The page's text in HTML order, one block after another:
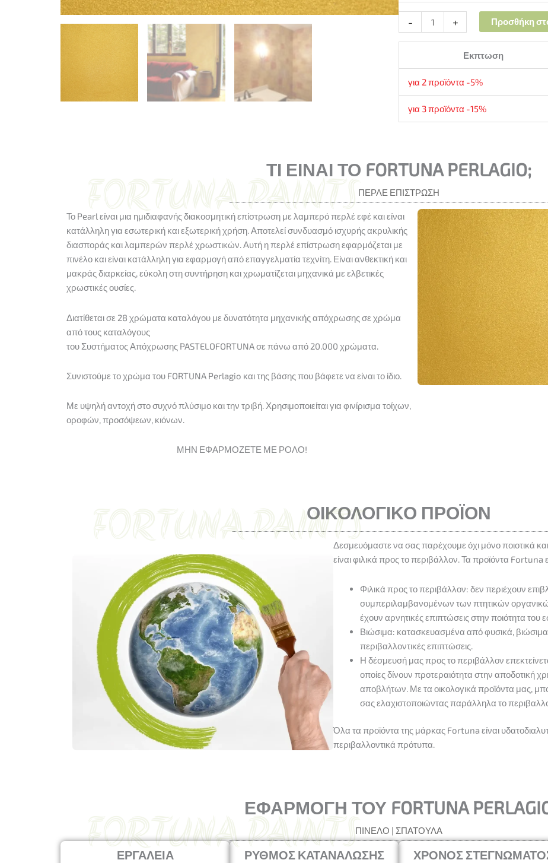
- + Προσθήκη
Εκπτωση
για 2 προϊόντα -5%
για 3 προϊόντα -15%
ΤΙ ΕΊΝΑΙ ΤΟ FORTUNA PERLAGIO;
ΠΕΡΛΈ ΕΠΊΣΤΡΩΣΗ
Το Pearl είναι μια ημιδιαφανής διακοσμητική επίστρωση με λαμπερό περλέ εφέ και είναι
κατάλληλη για εσωτερική και εξωτερική χρήση. Αποτελεί συνδυασμό ισχυρής ακρυλικής
διασποράς και λαμπερών περλέ χρωστικών. Αυτή η περλέ επίστρωση εφαρμόζεται με
πινέλο και είναι κατάλληλη για εφαρμογή από επαγγελματία τεχνίτη. Είναι ανθεκτική και
μακράς διαρκείας, εύκολη στη συντήρηση και χρωματίζεται μηχανικά με ελβετικές
χρωστικές ουσίες.
Διατίθεται σε 28 χρώματα καταλόγου με δυνατότητα μηχανικής απόχρωσης σε χρώμα
από τους καταλόγους
του Συστήματος Απόχρωσης PASTELOFORTUNA σε πάνω από 20.000 χρώματα.
Συνιστούμε το χρώμα του FORTUNA Perlagio και της βάσης που βάφετε να είναι το ίδιο.
Με υψηλή αντοχή στο συχνό πλύσιμο και την τριβή. Χρησιμοποιείται για φινίρισμα τοίχων,
οροφών, προσόψεων, κιόνων.
ΜΗΝ ΕΦΑΡΜΟΖΕΤΕ ΜΕ ΡΟΛΟ!
ΟΙΚΟΛΟΓΙΚΟ ΠΡΟΪΟΝ
Δεσμευόμαστε να σας παρέχουμε όχι μόνο ποιοτικά
είναι φιλικά προς το περιβάλλον. Τα προϊόντα Fortuna
Φιλικά προς το περιβάλλον: δεν περιέχουν
συμπεριλαμβανομένων των πτητικών
έχουν αρνητικές επιπτώσεις στην ποιότητα
Βιώσιμα: κατασκευασμένα από φυσικά, βιώσιμα
περιβαλλοντικές επιπτώσεις.
Η δέσμευσή μας προς το περιβάλλον
οποίες δίνουν προτεραιότητα στην αποδοτική
αποβλήτων. Με τα οικολογικά προϊόντα μας,
σας ελαχιστοποιώντας παράλληλα το
Όλα τα προϊόντα της μάρκας Fortuna είναι
περιβαλλοντικά πρότυπα.
ΕΦΑΡΜΟΓΉ ΤΟΥ FORTUNA
ΠΙΝΈΛΟ | ΣΠΆΤΟΥΛΑ
ΕΡΓΑΛΕΊΑ ΡΥΘΜΌΣ ΚΑΤΑΝΆΛΩΣΗΣ ΧΡΌΝΟΣ
ΑΓΟΡΑΣΤΕ ΠΕΡΙΣΣΟΤΕΡΑ -
ΕΞΟΙΚΟΝΟΜΗΣΤΕ ΠΕΡΙΣΣΟΤΕΡΑ
προϊόντων